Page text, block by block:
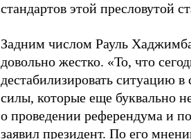
стандартов этой пресловутой
Задним числом Рауль
довольно жестко. «То, что
дестабилизировать ситуацию
силы, которые еще буквально
о проведении референдума и
заявил президент. По его